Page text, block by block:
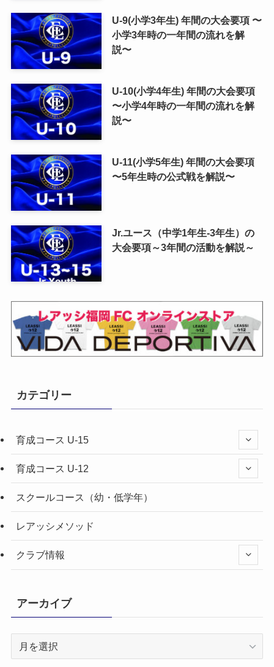
U-9(小学3年生) 年間の大会要項 〜
小学3年時の一年間の流れを解
説〜
U-10(小学4年生) 年間の大会要項
〜小学4年時の一年間の流れを解
説〜
U-11(小学5年生) 年間の大会要項
〜5年生時の公式戦を解説〜
Jr.ユース（中学1年生-3年生）の
大会要項～3年間の活動を解説～
カテゴリー
育成コース U-15
育成コース U-12
スクールコース（幼・低学年）
レアッシメソッド
クラブ情報
アーカイブ